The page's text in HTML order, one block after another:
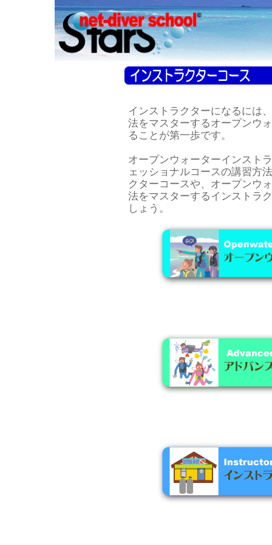
インストラクターになるには
法をマスターするオープンウ
ることが第一歩です。
オープンウォーターインスト
ェッショナルコースの講習方
クターコースや、オープンウ
法をマスターするインストラ
しょう。